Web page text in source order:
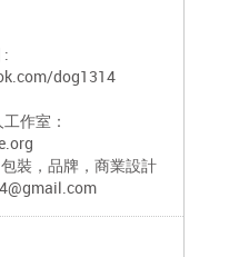
:
dog1314
作室：
裝，品牌，商業設計